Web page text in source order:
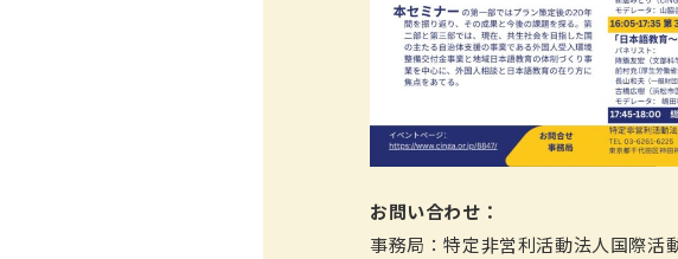
お問い合わせ：
事務局：特定非営利活動法人国際活